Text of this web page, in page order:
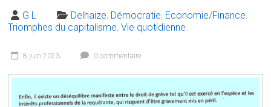
G L Delhaize, Démocratie, Economie/Finance,
Triomphes du capitalisme,Vie quotidienne
8 juin 2023 0 commentaire